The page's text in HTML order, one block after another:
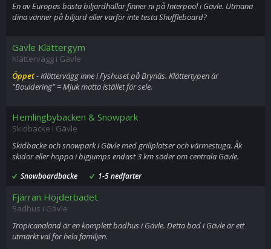
En av Europas bästa biljardhallar finner ni på Interpool i Gävle. Utmana
dina vänner på biljard eller varför inte testa Shuffleboard?
Gävle Klättergym
Klättervägg i Gävle
Öppet- Klättervägg inne i Fyshuset på Brynäs. Klättertypen är
"Bouldering" = Mjuk matta istället för sele.
Hemlingbybacken & Snowpark
Skidbacke i Gävle
Skidbacke och snowpark i Gävle med grillplatser och värmestuga. Åk
skidor eller hoppa i bigjumps endast 3 km söder om centrala Gävle.
Snowboardbacke 1-5 nedfarter
Fjärran Höjderbadet
Badhus i Gävle
Tropicanaland är en komplett badhus i Gävle. Detta bad i Gävle är ett
utmärkt val för hela familjen.